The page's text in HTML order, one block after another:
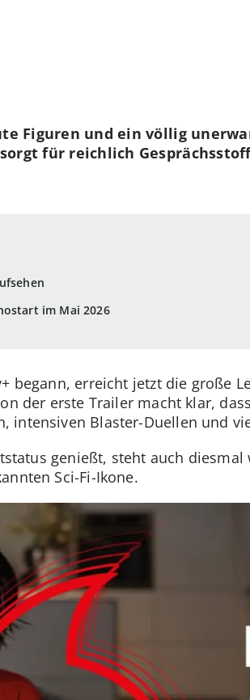
im Mai 2026
Figuren und ein völlig
für reichlich
begann, erreicht jetzt die große
der erste Trailer macht klar,
intensiven Blaster-Duellen und
genießt, steht auch
Sci-Fi-Ikone.